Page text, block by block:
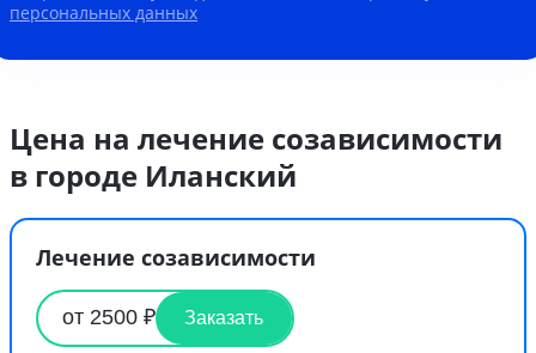
персональных данных
Цена на лечение созависимости
в городе Иланский
Лечение созависимости
от 2500 ₽ Заказать